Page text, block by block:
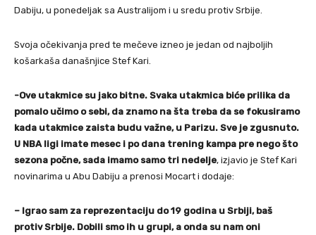
Dabiju, u ponedeljak sa Australijom i u sredu protiv Srbije.
Svoja očekivanja pred te mečeve izneo je jedan od najboljih
košarkaša današnjice Stef Kari.
-Ove utakmice su jako bitne. Svaka utakmica biće prilika da
pomalo učimo o sebi, da znamo na šta treba da se fokusiramo
kada utakmice zaista budu važne, u Parizu. Sve je zgusnuto.
U NBA ligi imate mesec i po dana trening kampa pre nego što
sezona počne, sada imamo samo tri nedelje, izjavio je Stef Kari
novinarima u Abu Dabiju a prenosi Mocart i dodaje:
– Igrao sam za reprezentaciju do 19 godina u Srbiji, baš
protiv Srbije. Dobili smo ih u grupi, a onda su nam oni